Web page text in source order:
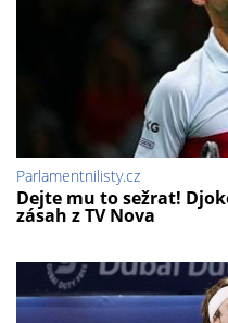
Parlamentnilisty.cz
Dejte mu to sežrat!
zásah z TV Nova